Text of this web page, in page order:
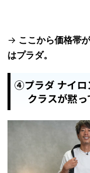
→ ここから価格帯
はプラダ。
④プラダ ナイロ
クラスが黙